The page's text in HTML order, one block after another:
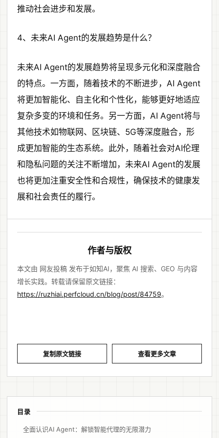
推动社会进步和发展。
4、未来AI Agent的发展趋势是什么？
未来AI Agent的发展趋势将呈现多元化和深度融合
的特点。一方面，随着技术的不断进步，AI Agent
将更加智能化、自主化和个性化，能够更好地适应
复杂多变的环境和任务。另一方面，AI Agent将与
其他技术如物联网、区块链、5G等深度融合，形
成更加智能的生态系统。此外，随着社会对AI伦理
和隐私问题的关注不断增加，未来AI Agent的发展
也将更加注重安全性和合规性，确保技术的健康发
展和社会责任的履行。
作者与版权
本文由 网友投稿 发布于如知AI，聚焦 AI 搜索、GEO 与内容
增长实践。转载请保留原文链接：
https://ruzhiai.perfcloud.cn/blog/post/84759。
复制原文链接 查看更多文章
目录
全面认识AI Agent：解锁智能代理的无限潜力